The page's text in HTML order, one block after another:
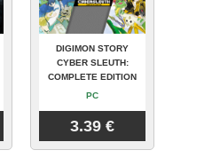
DIGIMON STORY
CYBER SLEUTH:
COMPLETE EDITION
PC
3.39 €